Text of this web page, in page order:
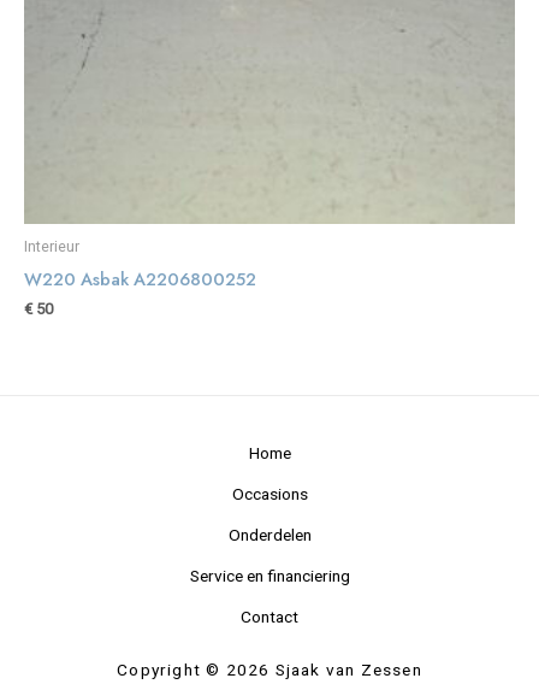
Interieur
W220 Asbak A2206800252
€50
Home
Occasions
Onderdelen
Service en financiering
Contact
Copyright © 2026 Sjaak van Zessen